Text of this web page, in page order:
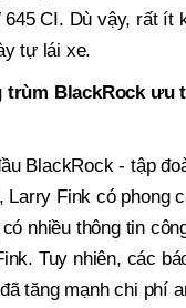
645 CI. Dù vậy, rất ít
tự lái xe.
trùm BlackRock ưu
BlackRock - tập
Larry Fink có phong
nhiều thông tin
Tuy nhiên, các
tăng mạnh chi phí